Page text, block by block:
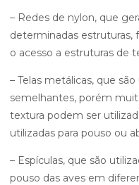
– Redes de nylon, que
determinadas estruturas,
o acesso a estruturas de
– Telas metálicas, que
semelhantes, porém
textura podem ser
utilizadas para pouso ou
– Espículas, que são
pouso das aves em